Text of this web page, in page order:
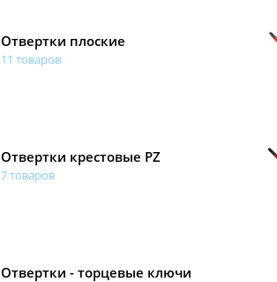
Отвертки плоские
11 товаров
Отвертки крестовые PZ
7 товаров
Отвертки - торцевые ключи